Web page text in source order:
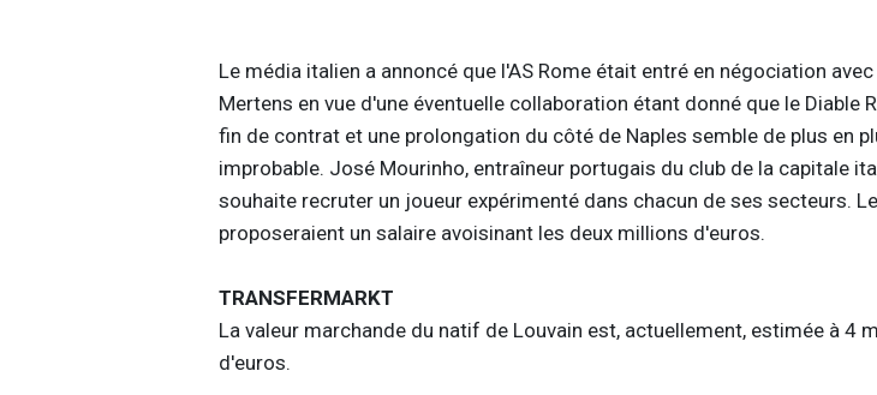
Le média italien a annoncé que l'AS Rome était entré en négociation avec
Mertens en vue d'une éventuelle collaboration étant donné que le Diable
fin de contrat et une prolongation du côté de Naples semble de plus en
improbable. José Mourinho, entraîneur portugais du club de la capitale
souhaite recruter un joueur expérimenté dans chacun de ses secteurs.
proposeraient un salaire avoisinant les deux millions d'euros.
TRANSFERMARKT
La valeur marchande du natif de Louvain est, actuellement, estimée à 4
d'euros.